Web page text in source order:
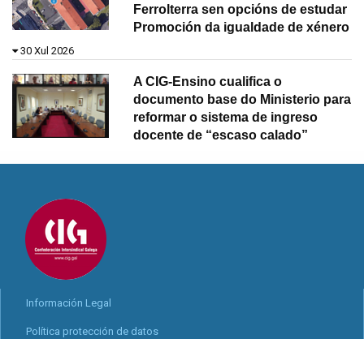
Ferrolterra sen opcións de estudar
Promoción da igualdade de xénero
30 Xul 2026
A CIG-Ensino cualifica o
documento base do Ministerio para
reformar o sistema de ingreso
docente de “escaso calado”
Información Legal
Política protección de datos